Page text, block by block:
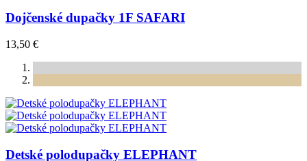
Dojčenské dupačky 1F SAFARI
13,50 €
Detské polodupačky ELEPHANT